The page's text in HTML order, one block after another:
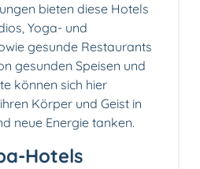
bieten diese Hotels
Yoga- und
gesunde Restaurants
gesunden Speisen und
können sich hier
Körper und Geist in
neue Energie tanken.
Hotels